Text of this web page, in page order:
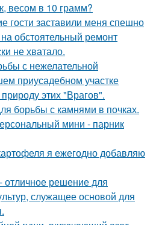
весом в 10 грамм?
гости заставили меня спешно
обстоятельный ремонт
не хватало.
с нежелательной
приусадебном участке
этих "Врагов".
борьбы с камнями в почках.
мини - парник
я ежегодно добавляю
отличное решение для
служащее основой для